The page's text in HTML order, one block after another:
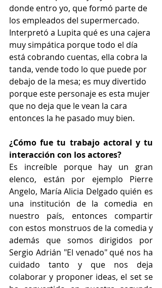
donde entro yo, que formó parte de
los empleados del supermercado.
Interpretó a Lupita qué es una cajera
muy simpática porque todo el día
está cobrando cuentas, ella cobra la
tanda, vende todo lo que puede por
debajo de la mesa; es muy divertido
porque este personaje es esta mujer
que no deja que le vean la cara
entonces la he pasado muy bien.
¿Cómo fue tu trabajo actoral y tu
interacción con los actores?
Es increíble porque hay un gran
elenco, están por ejemplo Pierre
Angelo, María Alicia Delgado quién es
una institución de la comedia en
nuestro país, entonces compartir
con estos monstruos de la comedia y
además que somos dirigidos por
Sergio Adrián "El venado" qué nos ha
cuidado tanto y que nos deja
colaborar y proponer ideas, el set se